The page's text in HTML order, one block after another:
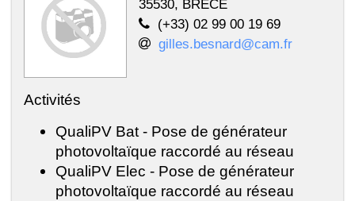
35530, BRECE
(+33) 02 99 00 19 69
gilles.besnard@cam.fr
Activités
QualiPV Bat - Pose de générateur
photovoltaïque raccordé au réseau
QualiPV Elec - Pose de générateur
photovoltaïque raccordé au réseau